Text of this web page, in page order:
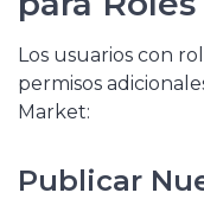
Los usuarios con
permisos
Market:
Publicar